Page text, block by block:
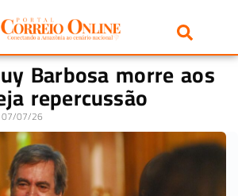
Barbosa morre aos
repercussão
07/07/26